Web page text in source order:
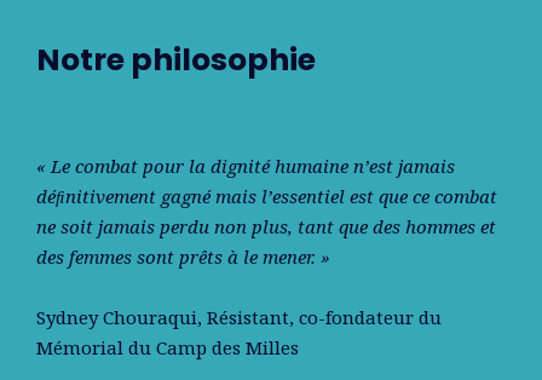
Notre philosophie
« Le combat pour la dignité humaine n’est jamais
déﬁnitivement gagné mais l’essentiel est que ce combat
ne soit jamais perdu non plus, tant que des hommes et
des femmes sont prêts à le mener. »
Sydney Chouraqui, Résistant, co-fondateur du
Mémorial du Camp des Milles